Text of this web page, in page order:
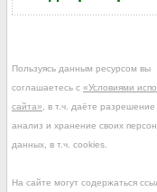
Пользуясь данным ресурсом вы
соглашаетесь с «Условиями
сайта» , в т.ч. даёте разрешение
анализ и хранение своих
данных, в т.ч. cookies.
На сайте могут содержаться